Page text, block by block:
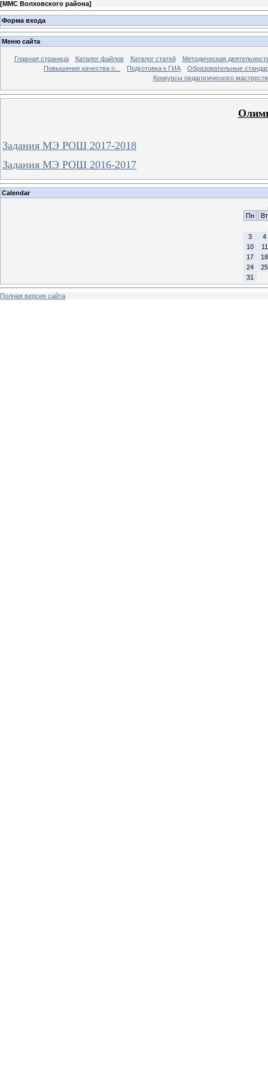
[ММС Волховского района]
Форма входа
Меню сайта
Главная страница Каталог файлов Каталог статей
Методическая
Повышение качества о...
Подготовка к ГИА
Образовательные
Конкурсы педагогического
Задания МЭ РОШ 2017-2018
Задания МЭ РОШ 2016-2017
Calendar
Пн
Вт
3
4
10
11
17
18
24
25
31
Полная версия сайта